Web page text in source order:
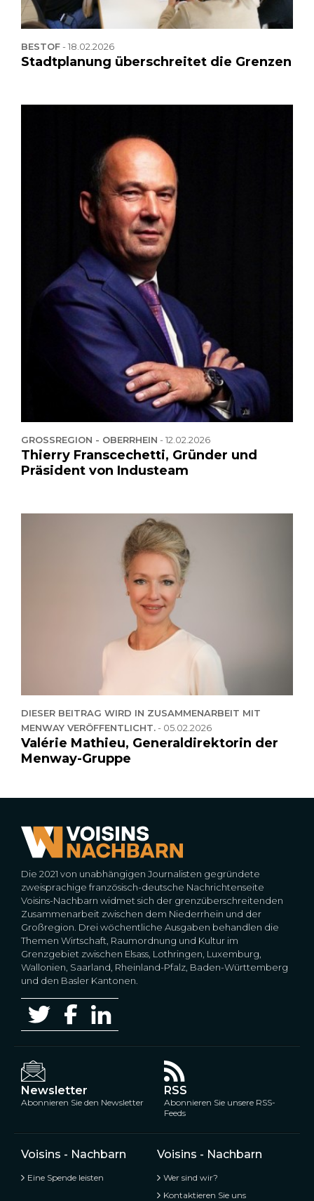
BESTOF-18.02.2026
Stadtplanung überschreitet die Grenzen
GROSSREGION - OBERRHEIN -12.02.2026
Thierry Franscechetti, Gründer und
Präsident von Industeam
DIESER BEITRAG WIRD IN ZUSAMMENARBEIT MIT
MENWAY VERÖFFENTLICHT.- 05.02.2026
Valérie Mathieu, Generaldirektorin der
Menway-Gruppe
Die 2021 von unabhängigen Journalisten gegründete
zweisprachige französisch-deutsche Nachrichtenseite
Voisins-Nachbarn widmet sich der grenzüberschreitenden
Zusammenarbeit zwischen dem Niederrhein und der
Großregion. Drei wöchentliche Ausgaben behandlen die
Themen Wirtschaft, Raumordnung und Kultur im
Grenzgebiet zwischen Elsass, Lothringen, Luxemburg,
Wallonien, Saarland, Rheinland-Pfalz, Baden-Württemberg
und den Basler Kantonen.
Newsletter
Abonnieren Sie den Newsletter
RSS
Abonnieren Sie unsere RSS-
Feeds
Voisins - Nachbarn
Eine Spende leisten
Voisins - Nachbarn
Wer sind wir?
Kontaktieren Sie uns